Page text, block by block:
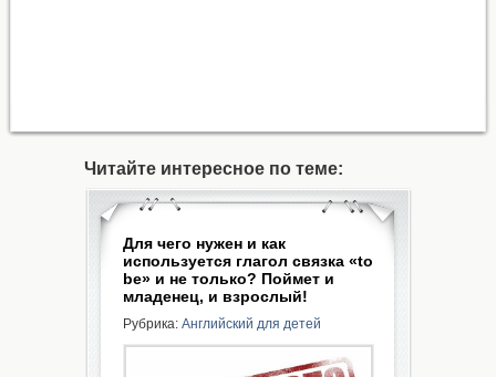
Читайте интересное по теме:
Для чего нужен и как
используется глагол связка «to
be» и не только? Поймет и
младенец, и взрослый!
Рубрика: Английский для детей